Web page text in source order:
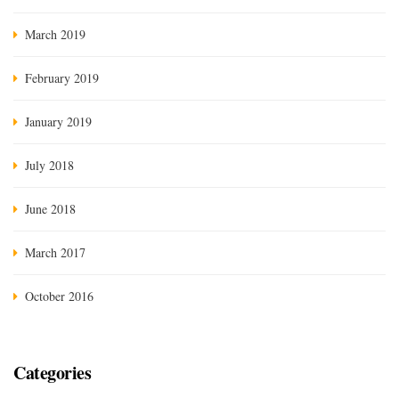
March 2019
February 2019
January 2019
July 2018
June 2018
March 2017
October 2016
Categories